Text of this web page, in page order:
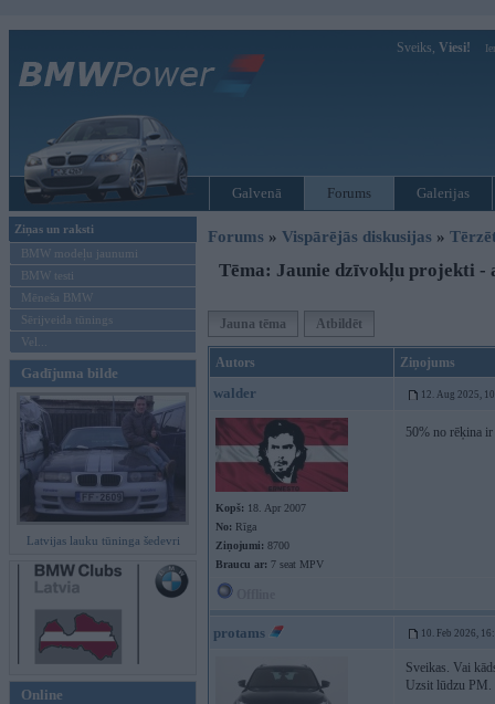
Sveiks, Viesi!
Galvenā Forums Galerijas
Ziņas un raksti
BMW modeļu jaunumi
BMW testi
Mēneša BMW
Sērijveida tūnings
Vel...
Gadījuma bilde
Latvijas lauku tūninga šedevri
Online
Forums » Vispārējās diskusijas »
Tēma: Jaunie dzīvokļu projekti -
Jauna tēma Atbildēt
Autors Ziņojums
walder 12. Aug 2025,
Kopš: 18. Apr 2007
No: Rīga
Ziņojumi: 8700
Braucu ar: 7 seat MPV
50% no rēķina
protams 10. Feb 2026,
Sveikas. Vai
Uzsit lūdzu PM.